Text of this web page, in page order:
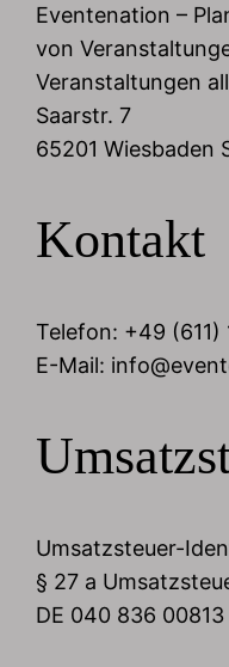
Eventenation –
von
Veranstaltungen
Saarstr. 7
65201 Wiesbaden
Kontakt
Telefon: +49 (611)
E-Mail:
Umsatzsteuer-
§ 27 a
DE 040 836 00813